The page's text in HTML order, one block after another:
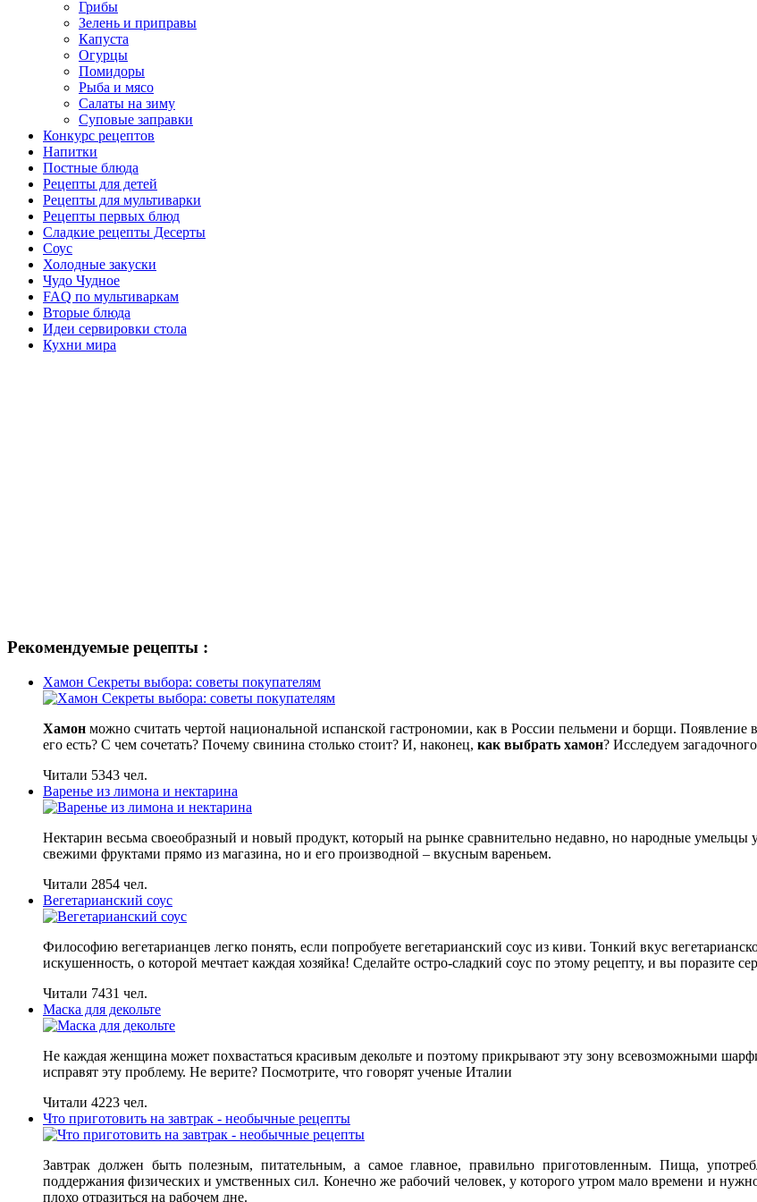
Грибы
Зелень и приправы
Капуста
Огурцы
Помидоры
Рыба и мясо
Салаты на зиму
Суповые заправки
Конкурс рецептов
Напитки
Постные блюда
Рецепты для детей
Рецепты для мультиварки
Рецепты первых блюд
Сладкие рецепты Десерты
Соус
Холодные закуски
Чудо Чудное
FAQ по мультиваркам
Вторые блюда
Идеи сервировки стола
Кухни мира
Рекомендуемые рецепты :
Хамон Секреты выбора: советы покупателям
Хамон можно считать чертой национальной испанской гастрономии, как в России пельмени и борщи. Появление в
его есть? С чем сочетать? Почему свинина столько стоит? И, наконец, как выбрать хамон? Исследуем
Читали 5343 чел.
Варенье из лимона и нектарина
Нектарин весьма своеобразный и новый продукт, который на рынке сравнительно недавно, но народные умельцы
свежими фруктами прямо из магазина, но и его производной – вкусным вареньем.
Читали 2854 чел.
Вегетарианский соус
Философию вегетарианцев легко понять, если попробуете вегетарианский соус из киви. Тонкий вкус
искушенность, о которой мечтает каждая хозяйка! Сделайте остро-сладкий соус по этому рецепту, и вы поразите
Читали 7431 чел.
Маска для декольте
Не каждая женщина может похвастаться красивым декольте и поэтому прикрывают эту зону всевозможными
исправят эту проблему. Не верите? Посмотрите, что говорят ученые Италии
Читали 4223 чел.
Что приготовить на завтрак - необычные рецепты
Завтрак должен быть полезным, питательным, а самое главное, правильно приготовленным. Пища,
поддержания физических и умственных сил. Конечно же рабочий человек, у которого утром мало времени и
плохо отразиться на рабочем дне.